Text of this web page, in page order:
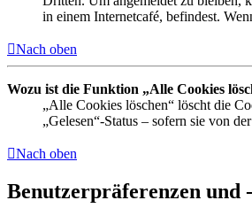
in einem Internetcafé, befindest.
Nach oben
Wozu ist die Funktion „Alle Cookies
„Alle Cookies löschen“ löscht die
„Gelesen“-Status – sofern sie von
Nach oben
Benutzerpräferenzen und